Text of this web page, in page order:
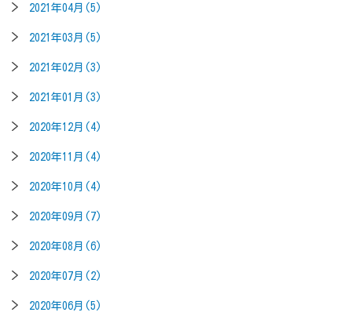
2021年04月(5)
2021年03月(5)
2021年02月(3)
2021年01月(3)
2020年12月(4)
2020年11月(4)
2020年10月(4)
2020年09月(7)
2020年08月(6)
2020年07月(2)
2020年06月(5)